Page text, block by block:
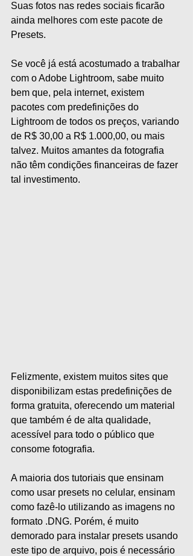
Suas fotos nas redes sociais ficarão
ainda melhores com este pacote de
Presets.
Se você já está acostumado a trabalhar
com o Adobe Lightroom, sabe muito
bem que, pela internet, existem
pacotes com predefinições do
Lightroom de todos os preços, variando
de R$ 30,00 a R$ 1.000,00, ou mais
talvez. Muitos amantes da fotografia
não têm condições financeiras de fazer
tal investimento.
Felizmente, existem muitos sites que
disponibilizam estas predefinições de
forma gratuita, oferecendo um material
que também é de alta qualidade,
acessível para todo o público que
consome fotografia.
A maioria dos tutoriais que ensinam
como usar presets no celular, ensinam
como fazê-lo utilizando as imagens no
formato .DNG. Porém, é muito
demorado para instalar presets usando
este tipo de arquivo, pois é necessário